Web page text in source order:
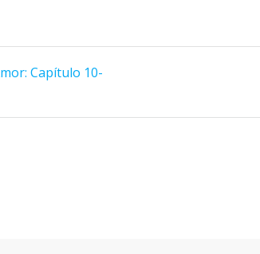
Capítulo 10-